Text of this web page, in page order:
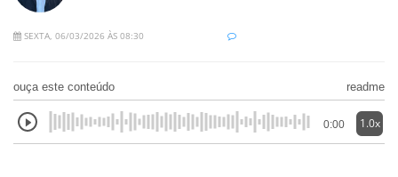
SEXTA, 06/03/2026 ÀS 08:30
ouça este conteúdo readme
0:00 1.0x